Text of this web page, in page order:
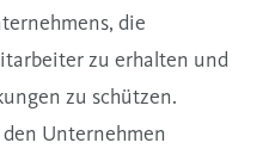
die
zu erhalten und
zu schützen.
Unternehmen